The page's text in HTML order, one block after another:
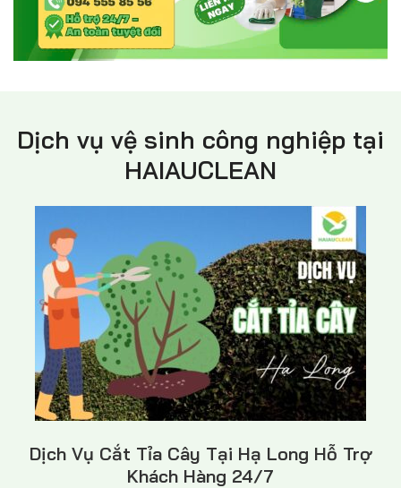
Dịch vụ vệ sinh công nghiệp tại
HAIAUCLEAN
Dịch Vụ Cắt Tỉa Cây Tại Hạ Long Hỗ Trợ
Khách Hàng 24/7